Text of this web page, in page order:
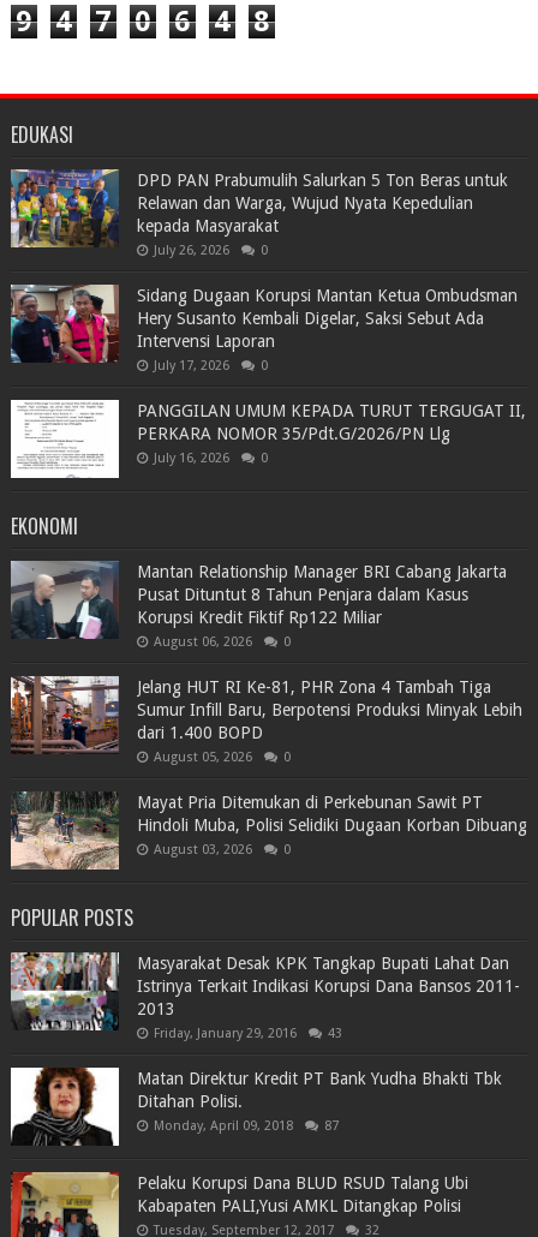
9 4 7 0 6 4 8
EDUKASI
DPD PAN Prabumulih Salurkan 5 Ton Beras untuk
Relawan dan Warga, Wujud Nyata Kepedulian
kepada Masyarakat
July 26, 2026 0
Sidang Dugaan Korupsi Mantan Ketua Ombudsman
Hery Susanto Kembali Digelar, Saksi Sebut Ada
Intervensi Laporan
July 17, 2026 0
PANGGILAN UMUM KEPADA TURUT TERGUGAT II,
PERKARA NOMOR 35/Pdt.G/2026/PN Llg
July 16, 2026 0
EKONOMI
Mantan Relationship Manager BRI Cabang Jakarta
Pusat Dituntut 8 Tahun Penjara dalam Kasus
Korupsi Kredit Fiktif Rp122 Miliar
August 06, 2026 0
Jelang HUT RI Ke-81, PHR Zona 4 Tambah Tiga
Sumur Infill Baru, Berpotensi Produksi Minyak Lebih
dari 1.400 BOPD
August 05, 2026 0
Mayat Pria Ditemukan di Perkebunan Sawit PT
Hindoli Muba, Polisi Selidiki Dugaan Korban Dibuang
August 03, 2026 0
POPULAR POSTS
Masyarakat Desak KPK Tangkap Bupati Lahat Dan
Istrinya Terkait Indikasi Korupsi Dana Bansos 2011-
2013
Friday, January 29, 2016 43
Matan Direktur Kredit PT Bank Yudha Bhakti Tbk
Ditahan Polisi.
Monday, April 09, 2018 87
Pelaku Korupsi Dana BLUD RSUD Talang Ubi
Kabapaten PALI,Yusi AMKL Ditangkap Polisi
Tuesday, September 12, 2017 32